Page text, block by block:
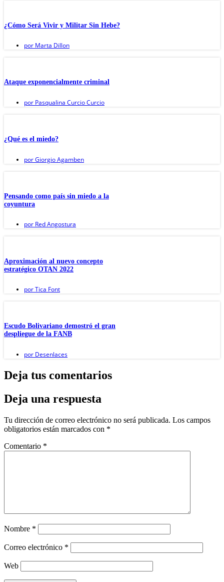
¿Cómo Será Vivir y Militar Sin Hebe?
por Marta Dillon
Ataque exponencialmente criminal
por Pasqualina Curcio Curcio
¿Qué es el miedo?
porGiorgio Agamben
Pensando como país sin miedo a la
coyuntura
por Red Angostura
Aproximación al nuevo concepto
estratégico OTAN 2022
porTica Font
Escudo Bolivariano demostró el gran
despliegue de la FANB
por Desenlaces
Deja tus comentarios
Deja una respuesta
Tu dirección de correo electrónico no será publicada. Los campos
obligatorios están marcados con *
Comentario *
Nombre *
Correo electrónico *
Web